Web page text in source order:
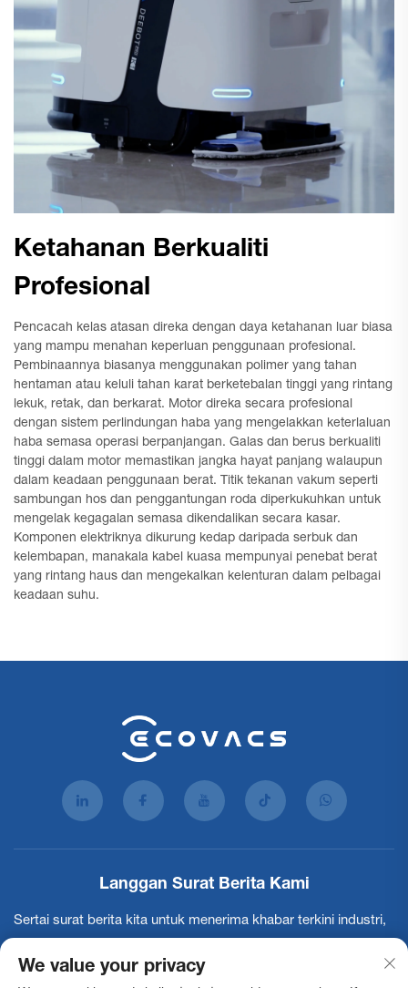
Ketahanan Berkualiti
Profesional
Pencacah kelas atasan direka dengan daya ketahanan luar biasa
yang mampu menahan keperluan penggunaan profesional.
Pembinaannya biasanya menggunakan polimer yang tahan
hentaman atau keluli tahan karat berketebalan tinggi yang rintang
lekuk, retak, dan berkarat. Motor direka secara profesional
dengan sistem perlindungan haba yang mengelakkan keterlaluan
haba semasa operasi berpanjangan. Galas dan berus berkualiti
tinggi dalam motor memastikan jangka hayat panjang walaupun
dalam keadaan penggunaan berat. Titik tekanan vakum seperti
sambungan hos dan penggantungan roda diperkukuhkan untuk
mengelak kegagalan semasa dikendalikan secara kasar.
Komponen elektriknya dikurung kedap daripada serbuk dan
kelembapan, manakala kabel kuasa mempunyai penebat berat
yang rintang haus dan mengekalkan kelenturan dalam pelbagai
keadaan suhu.
Langgan Surat Berita Kami
Sertai surat berita kita untuk menerima khabar terkini industri,
We value your privacy